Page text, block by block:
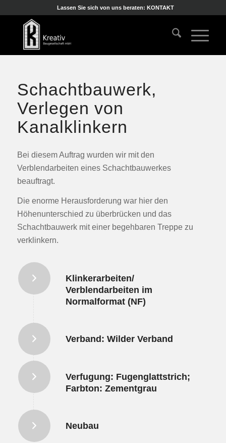
Lassen Sie sich von uns beraten: KONTAKT
Schachtbauwerk,
Verlegen von
Kanalklinkern
Bei diesem Auftrag wurden wir mit den
Verblendarbeiten eines Schachtbauwerkes
beauftragt.
Die enorme Herausforderung war hier den
Höhenunterschied zu überbrücken und das
Schachtbauwerk mit einer begehbaren Treppe zu
verklinkern.
Klinkerarbeiten/
Verblendarbeiten im
Normalformat (NF)
Verband: Wilder Verband
Verfugung: Fugenglattstrich;
Farbton: Zementgrau
Neubau